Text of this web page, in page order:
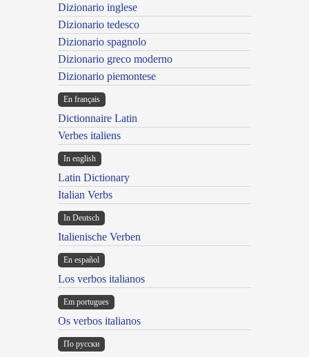
Dizionario inglese
Dizionario tedesco
Dizionario spagnolo
Dizionario greco moderno
Dizionario piemontese
En français
Dictionnaire Latin
Verbes italiens
In english
Latin Dictionary
Italian Verbs
In Deutsch
Italienische Verben
En español
Los verbos italianos
Em portugues
Os verbos italianos
По русски